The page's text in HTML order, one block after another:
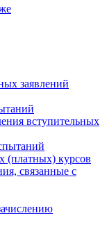
заявлений
вступительных
(платных) курсов
связанные с